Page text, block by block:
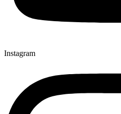
Instagram